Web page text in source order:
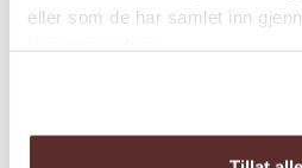
eller som de har samlet inn
Gäste Kai:
Das Hardanger